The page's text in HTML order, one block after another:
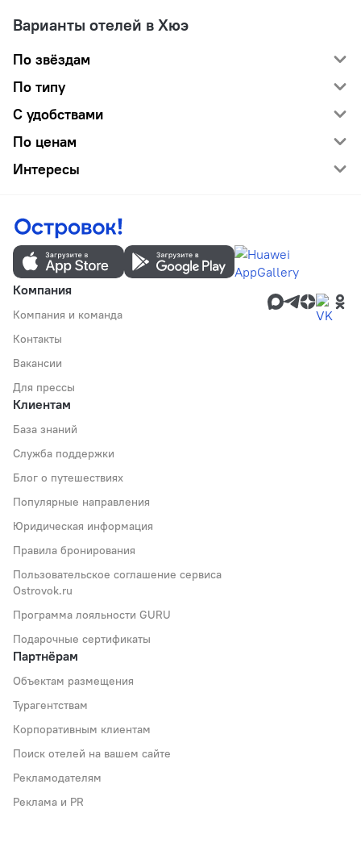
Варианты отелей в Хюэ
По звёздам
По типу
С удобствами
По ценам
Интересы
Компания
Компания и команда
Контакты
Вакансии
Для прессы
Клиентам
База знаний
Служба поддержки
Блог о путешествиях
Популярные направления
Юридическая информация
Правила бронирования
Пользовательское соглашение сервиса
Ostrovok.ru
Программа лояльности GURU
Подарочные сертификаты
Партнёрам
Объектам размещения
Турагентствам
Корпоративным клиентам
Поиск отелей на вашем сайте
Рекламодателям
Реклама и PR